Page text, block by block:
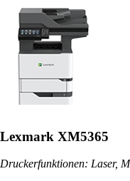
Lexmark XM5365
Druckerfunktionen: Laser,